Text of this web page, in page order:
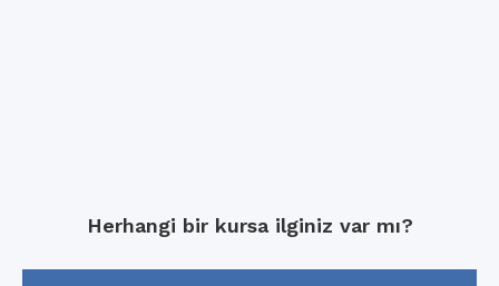
Herhangi bir kursa ilginiz var mı?